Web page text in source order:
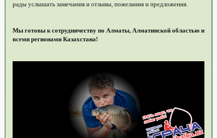
рады услышать замечания и отзывы, пожелания и предложения.
Мы готовы к сотрудничеству по Алматы, Алматинской областью и
всеми регионами Казахстана!